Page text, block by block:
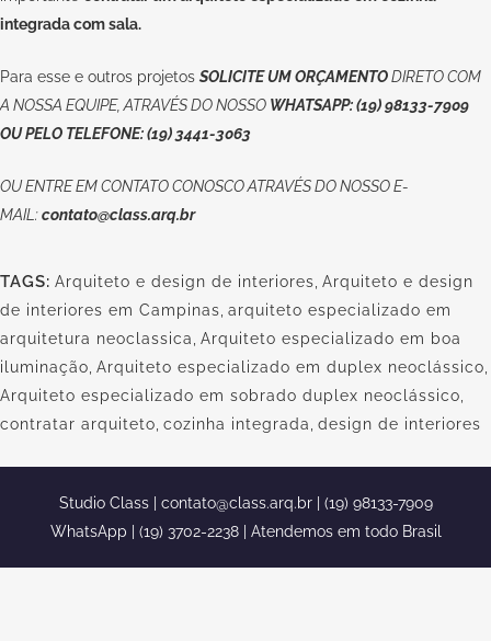
integrada com sala.
Para esse e outros projetos SOLICITE UM ORÇAMENTODIRETO COM
A NOSSA EQUIPE, ATRAVÉS DO NOSSO WHATSAPP: (19) 98133-7909
OU PELO TELEFONE: (19) 3441-3063
OUENTRE EM CONTATO CONOSCOATRAVÉS DO NOSSO E-
MAIL:contato@class.arq.br
TAGS: Arquiteto e design de interiores Arquiteto e design
de interiores em Campinas arquiteto especializado em
arquitetura neoclassica Arquiteto especializado em boa
iluminação Arquiteto especializado em duplex neoclássico
Arquiteto especializado em sobrado duplex neoclássico
contratar arquiteto cozinha integrada design de interiores
Studio Class | contato@class.arq.br| (19) 98133-7909
WhatsApp | (19) 3702-2238 | Atendemos em todo Brasil